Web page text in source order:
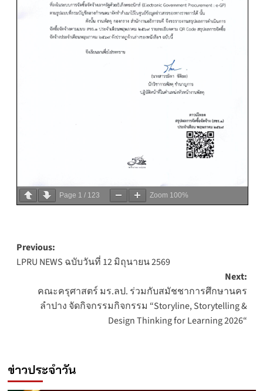
Page 1 / 123 Zoom 100%
Post
navigation
Previous:
LPRU NEWS ฉบับวันที่ 12 มิถุนายน 2569
Next:
คณะครุศาสตร์ มร.ลป. ร่วมกับสมัชชาการศึกษานคร
ลำปาง จัดกิจกรรมกิจกรรม “Storyline, Storytelling &
Design Thinking for Learning 2026“
ข่าวประจำวัน